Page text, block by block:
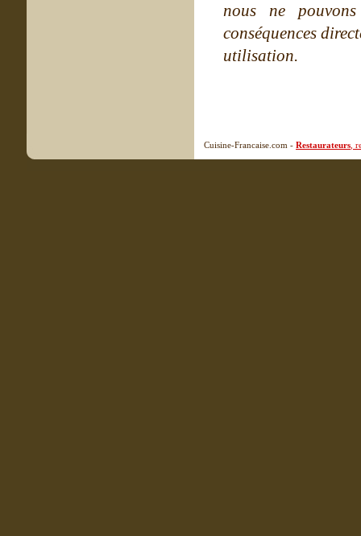
nous ne
conséquences
utilisation.
Cuisine-Francaise.com - Restaurateurs ,